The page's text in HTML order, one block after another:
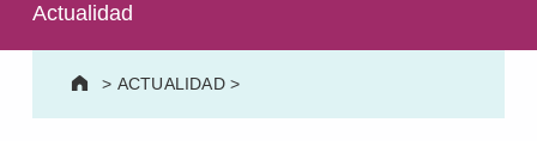
Actualidad
> ACTUALIDAD>